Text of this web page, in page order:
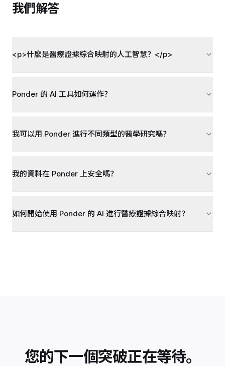
我們解答
<p>什麼是醫療證據綜合映射的人工智慧？</p>
Ponder 的 AI 工具如何運作？
我可以用 Ponder 進行不同類型的醫學研究嗎？
我的資料在 Ponder 上安全嗎？
如何開始使用 Ponder 的 AI 進行醫療證據綜合映射？
您的下一個突破正在等待。